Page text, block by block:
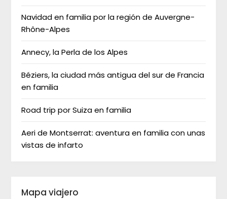
Navidad en familia por la región de Auvergne-
Rhône-Alpes
Annecy, la Perla de los Alpes
Béziers, la ciudad más antigua del sur de Francia
en familia
Road trip por Suiza en familia
Aeri de Montserrat: aventura en familia con unas
vistas de infarto
Mapa viajero